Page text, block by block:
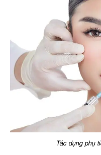
Tác dụng phụ